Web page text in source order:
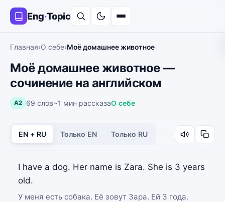
Eng·Topic
Главная›О себе›Моё домашнее животное
Моё домашнее животное —
сочинение на английском
A2 69 слов~1 мин рассказаО себе
EN + RU Только EN Только RU
I have a dog. Her name is Zara. She is 3 years
old.
У меня есть собака. Её зовут Зара. Ей 3 года.